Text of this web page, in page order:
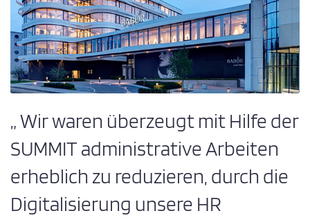
„ Wir waren überzeugt mit Hilfe der
SUMMIT administrative Arbeiten
erheblich zu reduzieren, durch die
Digitalisierung unsere HR